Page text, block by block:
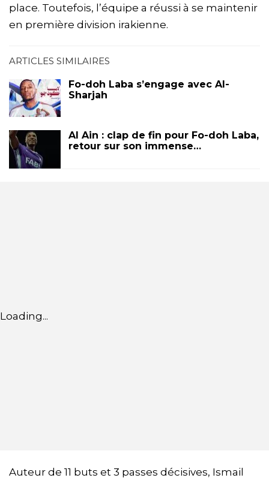
place. Toutefois, l’équipe a réussi à se maintenir
en première division irakienne.
ARTICLES SIMILAIRES
Fo-doh Laba s’engage avec Al-
Sharjah
Al Ain : clap de fin pour Fo-doh Laba,
retour sur son immense…
Loading...
Auteur de 11 buts et 3 passes décisives, Ismail